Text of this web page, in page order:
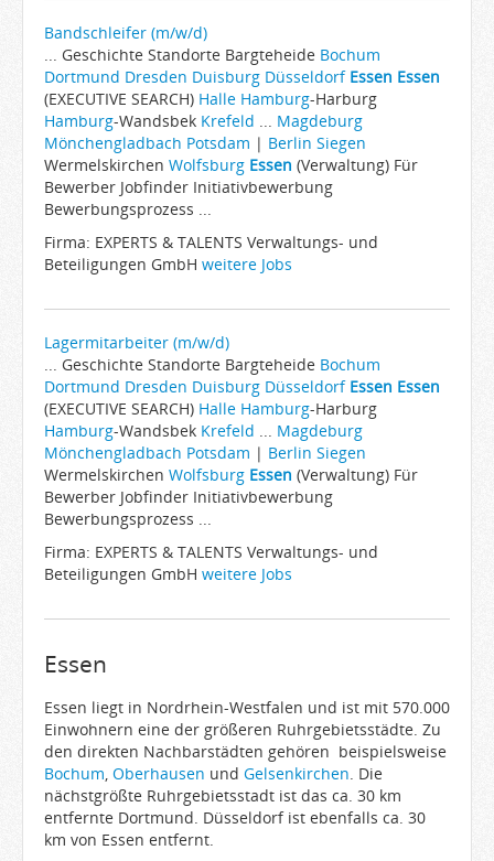
Bandschleifer (m/w/d)
... Geschichte Standorte Bargteheide Bochum
Dortmund Dresden Duisburg Düsseldorf Essen Essen
(EXECUTIVE SEARCH) Halle Hamburg-Harburg
Hamburg-Wandsbek Krefeld ... Magdeburg
Mönchengladbach Potsdam | Berlin Siegen
Wermelskirchen Wolfsburg Essen (Verwaltung) Für
Bewerber Jobfinder Initiativbewerbung
Bewerbungsprozess ...
Firma: EXPERTS & TALENTS Verwaltungs- und
Beteiligungen GmbH weitere Jobs
Lagermitarbeiter (m/w/d)
... Geschichte Standorte Bargteheide Bochum
Dortmund Dresden Duisburg Düsseldorf Essen Essen
(EXECUTIVE SEARCH) Halle Hamburg-Harburg
Hamburg-Wandsbek Krefeld ... Magdeburg
Mönchengladbach Potsdam | Berlin Siegen
Wermelskirchen Wolfsburg Essen (Verwaltung) Für
Bewerber Jobfinder Initiativbewerbung
Bewerbungsprozess ...
Firma: EXPERTS & TALENTS Verwaltungs- und
Beteiligungen GmbH weitere Jobs
Essen
Essen liegt in Nordrhein-Westfalen und ist mit 570.000
Einwohnern eine der größeren Ruhrgebietsstädte. Zu
den direkten Nachbarstädten gehören beispielsweise
Bochum, Oberhausen und Gelsenkirchen. Die
nächstgrößte Ruhrgebietsstadt ist das ca. 30 km
entfernte Dortmund. Düsseldorf ist ebenfalls ca. 30
km von Essen entfernt.